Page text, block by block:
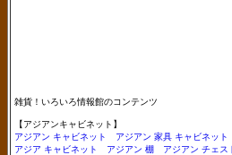
雑貨！いろいろ情報館のコンテンツ
【アジアンキャビネット】
アジアン キャビネット
アジアン 家具 キャビネット
アジア キャビネット
アジアン 棚 アジアン チェス